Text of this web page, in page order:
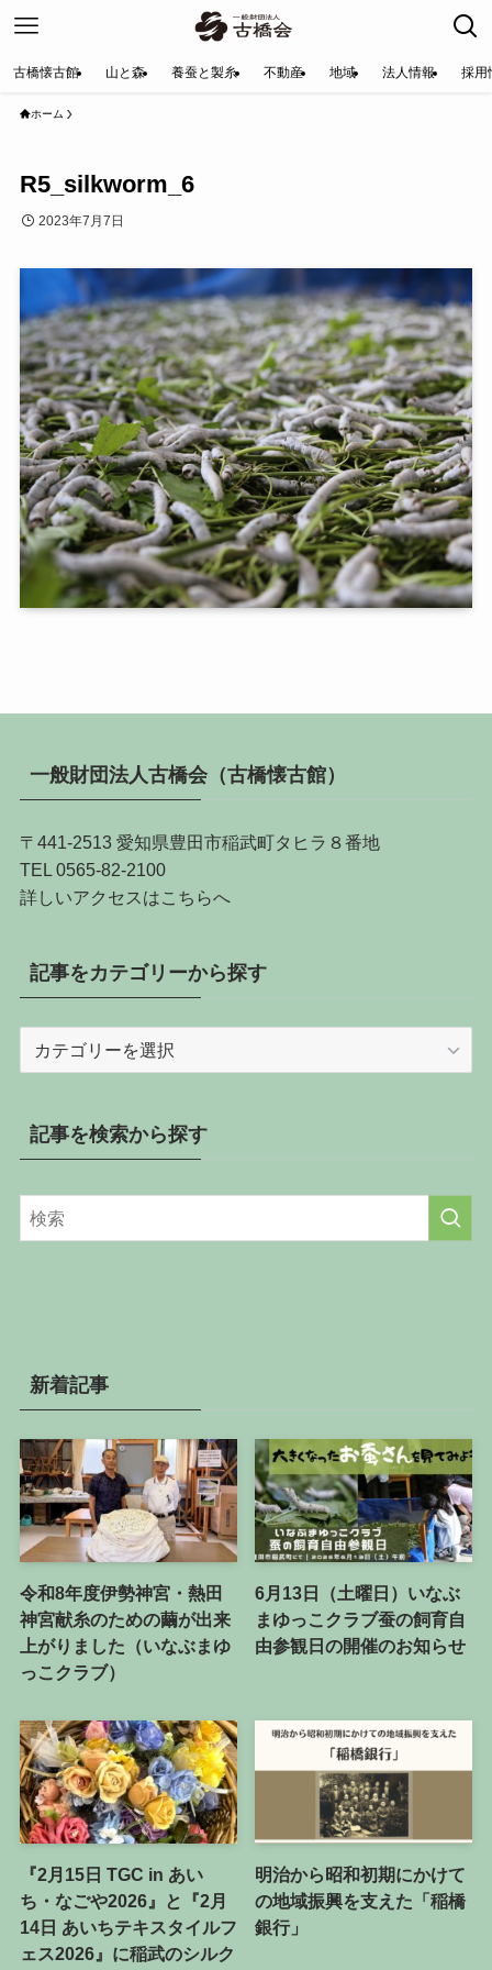
古橋懐古館 山と森 養蚕と製糸 不動産 地域 法人情報 採用
ホーム
R5_silkworm_6
2023年7月7日
一般財団法人古橋会（古橋懐古館）
〒441-2513 愛知県豊田市稲武町タヒラ８番地
TEL 0565-82-2100
詳しいアクセスはこちらへ
記事をカテゴリーから探す
カ
テ
ー
記事を検索から探す
新着記事
令和8年度伊勢神宮・熱田
神宮献糸のための繭が出来
上がりました（いなぶまゆ
っこクラブ）
6月13日（土曜日）いなぶ
まゆっこクラブ蚕の飼育自
由参観日の開催のお知らせ
『2月15日 TGC in あい
ち・なごや2026』と『2月
14日 あいちテキスタイルフ
ェス2026』に稲武のシルク
明治から昭和初期にかけて
の地域振興を支えた「稲橋
銀行」